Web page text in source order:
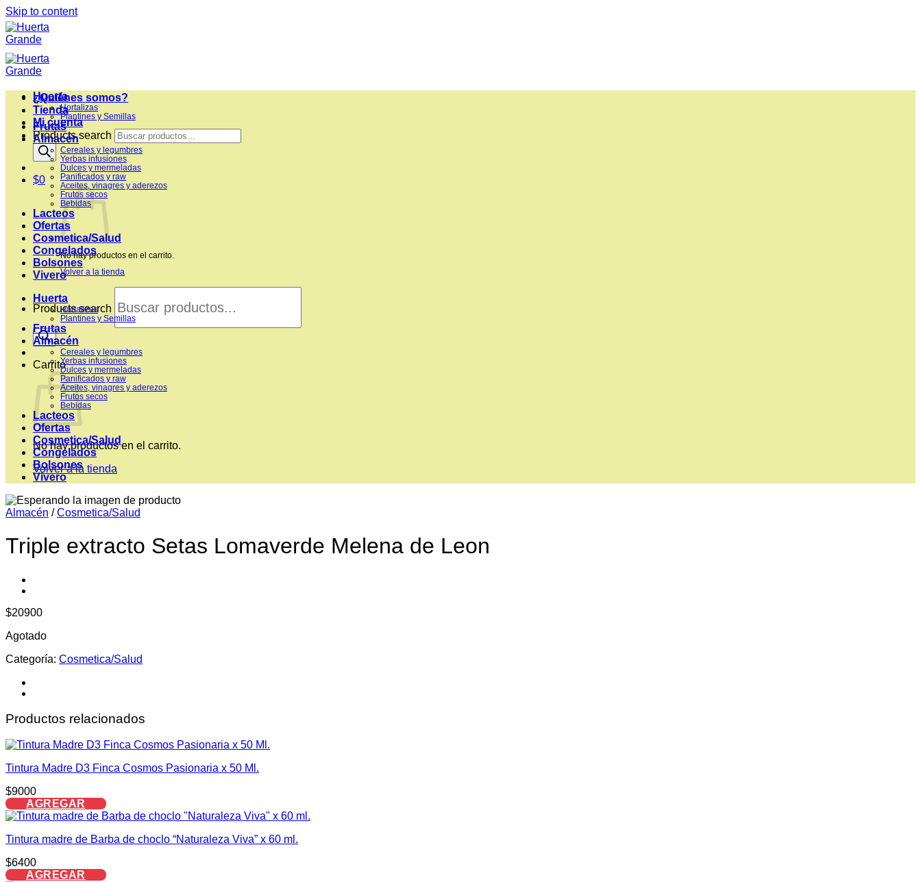
Skip to content
¿Quiénes somos?
Tienda
Mi cuenta
Products search
$0
No hay productos en el carrito.
Volver a la tienda
Products search
Carrito
No hay productos en el carrito.
Volver a la tienda
Huerta
Hortalizas
Plantines y Semillas
Frutas
Almacén
Cereales y legumbres
Yerbas infusiones
Dulces y mermeladas
Panificados y raw
Aceites, vinagres y aderezos
Frutos secos
Bebidas
Lacteos
Ofertas
Cosmetica/Salud
Congelados
Bolsones
Vivero
Huerta
Hortalizas
Plantines y Semillas
Frutas
Almacén
Cereales y legumbres
Yerbas infusiones
Dulces y mermeladas
Panificados y raw
Aceites, vinagres y aderezos
Frutos secos
Bebidas
Lacteos
Ofertas
Cosmetica/Salud
Congelados
Bolsones
Vivero
Almacén / Cosmetica/Salud
Triple extracto Setas Lomaverde Melena de Leon
$20900
Agotado
Categoría: Cosmetica/Salud
Productos relacionados
Tintura Madre D3 Finca Cosmos Pasionaria x 50 Ml.
$9000
AGREGAR
Tintura madre de Barba de choclo “Naturaleza Viva” x 60 ml.
$6400
AGREGAR